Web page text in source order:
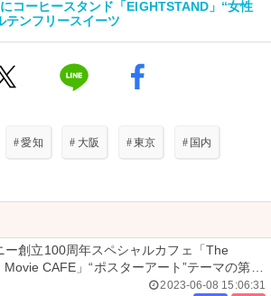
コーヒースタンド「EIGHTSTAND」“女性
テンフリースイーツ
# 愛知 # 大阪 #東京 # 国内
ー創立100周年スペシャルカフェ「The
CAFE」“ポスターアート”テーマの第2
2023-06-08 15:06:31